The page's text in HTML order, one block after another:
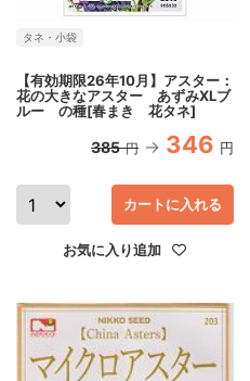
タネ・小袋
【有効期限26年10月】アスター：
花の大きなアスター あずみXLブ
ルー の種[春まき 花タネ]
385 円 346 円
カートに入れる
お気に入り追加